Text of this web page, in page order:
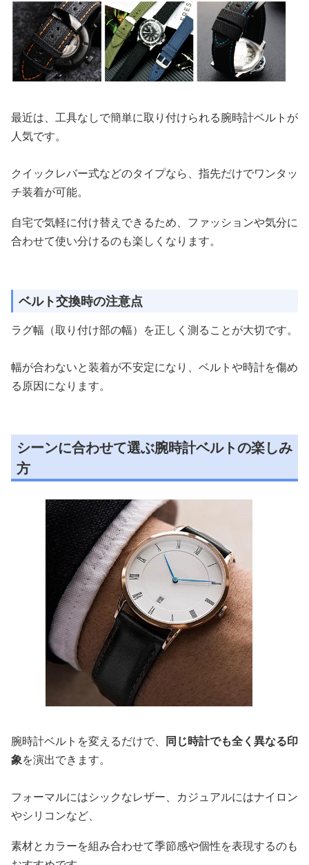
最近は、工具なしで簡単に取り付けられる腕時計ベルトが
人気です。
クイックレバー式などのタイプなら、指先だけでワンタッ
チ装着が可能。
自宅で気軽に付け替えできるため、ファッションや気分に
合わせて使い分けるのも楽しくなります。
ベルト交換時の注意点
ラグ幅（取り付け部の幅）を正しく測ることが大切です。
幅が合わないと装着が不安定になり、ベルトや時計を傷め
る原因になります。
シーンに合わせて選ぶ腕時計ベルトの楽しみ
方
腕時計ベルトを変えるだけで、 同じ時計でも全く異なる印
象を演出できます。
フォーマルにはシックなレザー、カジュアルにはナイロン
やシリコンなど、
素材とカラーを組み合わせて季節感や個性を表現するのも